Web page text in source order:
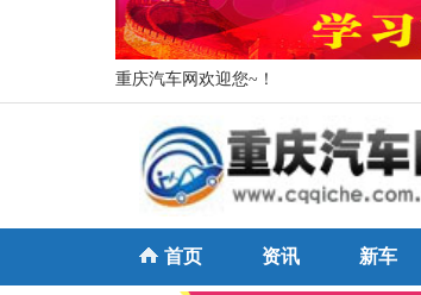
重庆汽车网欢迎您~！
首页 资讯 新车